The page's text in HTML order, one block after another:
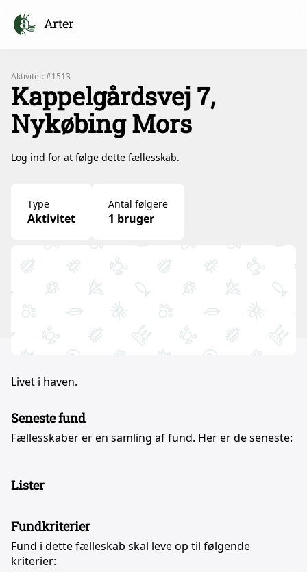
Arter
Aktivitet: #1513
Kappelgårdsvej 7,
Nykøbing Mors
Log ind for at følge dette fællesskab.
Type
Aktivitet
Antal følgere
1 bruger
Livet i haven.
Seneste fund
Fællesskaber er en samling af fund. Her er de seneste:
Lister
Fundkriterier
Fund i dette fælleskab skal leve op til følgende
kriterier: